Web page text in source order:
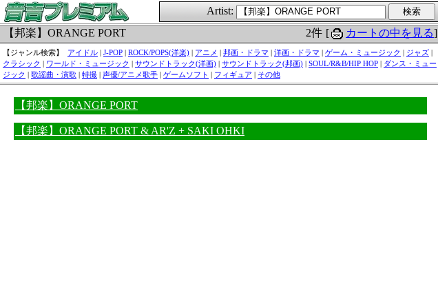
Artist:
【邦楽】ORANGE PORT
2件 [ カートの中を見る]
【ジャンル検索】 アイドル | J-POP | ROCK/POPS(洋楽) | アニメ | 邦画・ドラマ | 洋画・ドラマ | ゲーム・ミュージック | ジャズ |
クラシック | ワールド・ミュージック | サウンドトラック(洋画) | サウンドトラック(邦画) | SOUL/R&B/HIP HOP | ダンス・ミュー
ジック | 歌謡曲・演歌 | 特撮 | 声優/アニメ歌手 | ゲームソフト | フィギュア | その他
【邦楽】ORANGE PORT
【邦楽】ORANGE PORT & AR'Z + SAKI OHKI